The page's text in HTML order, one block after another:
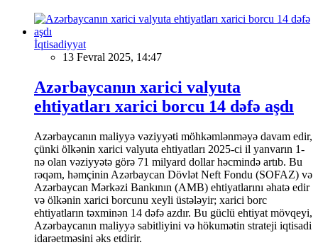
İqtisadiyyat
13 Fevral 2025, 14:47
Azərbaycanın xarici valyuta
ehtiyatları xarici borcu 14 dəfə aşdı
Azərbaycanın maliyyə vəziyyəti möhkəmlənməyə davam edir,
çünki ölkənin xarici valyuta ehtiyatları 2025-ci il yanvarın 1-
nə olan vəziyyətə görə 71 milyard dollar həcmində artıb. Bu
rəqəm, həmçinin Azərbaycan Dövlət Neft Fondu (SOFAZ) və
Azərbaycan Mərkəzi Bankının (AMB) ehtiyatlarını əhatə edir
və ölkənin xarici borcunu xeyli üstələyir; xarici borc
ehtiyatların təxminən 14 dəfə azdır. Bu güclü ehtiyat mövqeyi,
Azərbaycanın maliyyə sabitliyini və hökumətin strateji iqtisadi
idarəetməsini əks etdirir.